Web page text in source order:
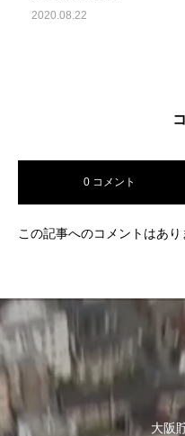
2020.08.22
0 コメント
この記事へのコメントはあり
大阪